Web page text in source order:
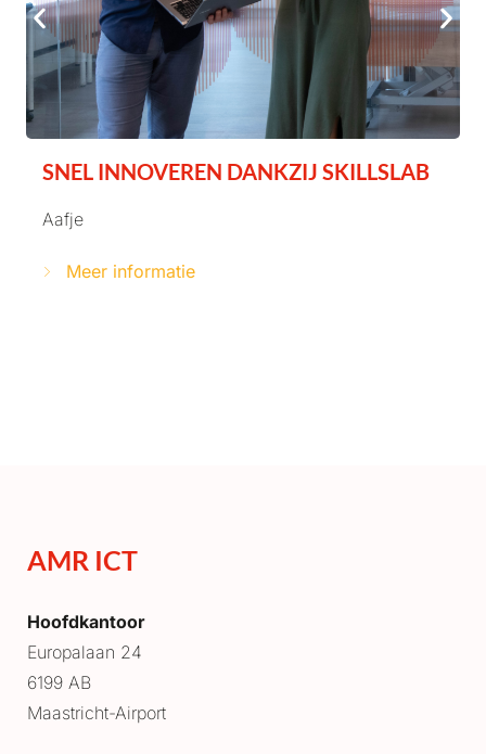
SNEL INNOVEREN DANKZIJ SKILLSLAB
Aafje
Meer informatie
AMR ICT
Hoofdkantoor
Europalaan 24
6199 AB
Maastricht-Airport